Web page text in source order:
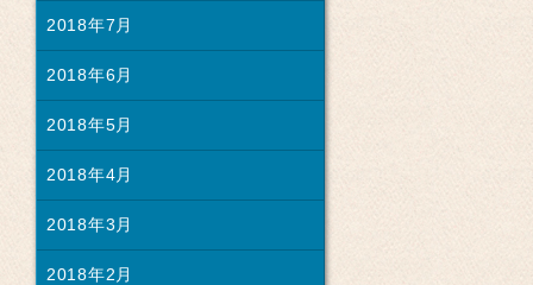
2018年7月
2018年6月
2018年5月
2018年4月
2018年3月
2018年2月